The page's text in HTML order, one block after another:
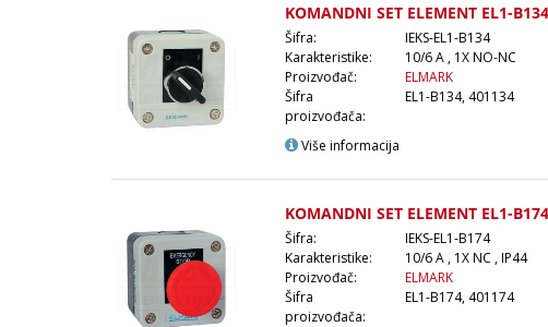
KOMANDNI SET ELEMENT EL1-B134
Šifra:
IEKS-EL1-B134
Karakteristike:
10/6 A , 1X NO-NC
Proizvođač:
ELMARK
Šifra
proizvođača:
EL1-B134, 401134
Više informacija
KOMANDNI SET ELEMENT EL1-B174
Šifra:
IEKS-EL1-B174
Karakteristike:
10/6 A , 1X NC , IP44
Proizvođač:
ELMARK
Šifra
proizvođača:
EL1-B174, 401174